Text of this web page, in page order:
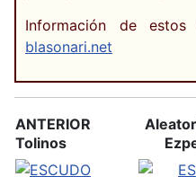
Información de
blasonari.net
ANTERIOR
Tolinos